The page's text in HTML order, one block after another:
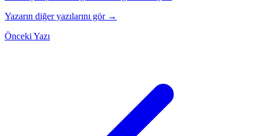
Yazarın diğer yazılarını gör →
Önceki Yazı